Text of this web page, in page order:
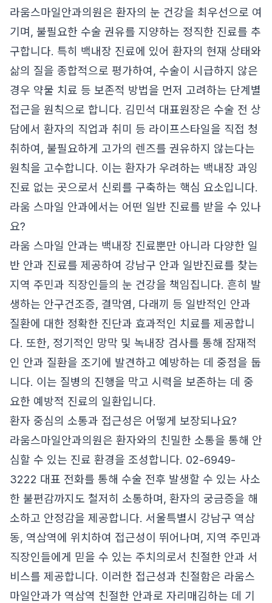
라움스마일안과의원은 환자의 눈 건강을 최우선으로 여
기며, 불필요한 수술 권유를 지양하는 정직한 진료를 추
구합니다. 특히 백내장 진료에 있어 환자의 현재 상태와
삶의 질을 종합적으로 평가하여, 수술이 시급하지 않은
경우 약물 치료 등 보존적 방법을 먼저 고려하는 단계별
접근을 원칙으로 합니다. 김민석 대표원장은 수술 전 상
담에서 환자의 직업과 취미 등 라이프스타일을 직접 청
취하여, 불필요하게 고가의 렌즈를 권유하지 않는다는
원칙을 고수합니다. 이는 환자가 우려하는 백내장 과잉
진료 없는 곳으로서 신뢰를 구축하는 핵심 요소입니다.
라움 스마일 안과에서는 어떤 일반 진료를 받을 수 있나
요?
라움 스마일 안과는 백내장 진료뿐만 아니라 다양한 일
반 안과 진료를 제공하여 강남구 안과 일반진료를 찾는
지역 주민과 직장인들의 눈 건강을 책임집니다. 흔히 발
생하는 안구건조증, 결막염, 다래끼 등 일반적인 안과
질환에 대한 정확한 진단과 효과적인 치료를 제공합니
다. 또한, 정기적인 망막 및 녹내장 검사를 통해 잠재적
인 안과 질환을 조기에 발견하고 예방하는 데 중점을 둡
니다. 이는 질병의 진행을 막고 시력을 보존하는 데 중
요한 예방적 진료의 일환입니다.
환자 중심의 소통과 접근성은 어떻게 보장되나요?
라움스마일안과의원은 환자와의 친밀한 소통을 통해 안
심할 수 있는 진료 환경을 조성합니다. 02-6949-
3222 대표 전화를 통해 수술 전후 발생할 수 있는 사소
한 불편감까지도 철저히 소통하며, 환자의 궁금증을 해
소하고 안정감을 제공합니다. 서울특별시 강남구 역삼
동, 역삼역에 위치하여 접근성이 뛰어나며, 지역 주민과
직장인들에게 믿을 수 있는 주치의로서 친절한 안과 서
비스를 제공합니다. 이러한 접근성과 친절함은 라움스
마일안과가 역삼역 친절한 안과로 자리매김하는 데 기